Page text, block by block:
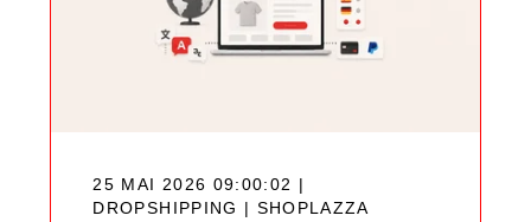
25 MAI 2026 09:00:02 |
DROPSHIPPING | SHOPLAZZA